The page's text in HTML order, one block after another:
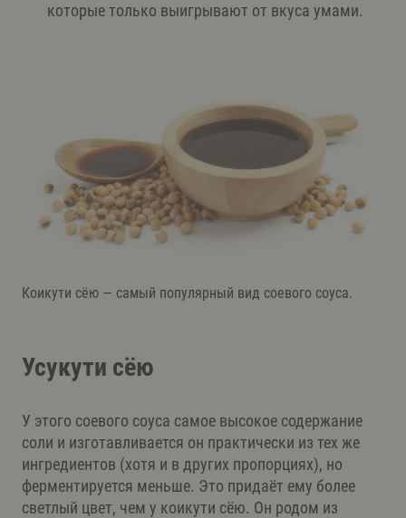
которые только выигрывают от вкуса умами.
Коикути сёю — самый популярный вид соевого соуса.
Усукути сёю
У этого соевого соуса самое высокое содержание
соли и изготавливается он практически из тех же
ингредиентов (хотя и в других пропорциях), но
ферментируется меньше. Это придаёт ему более
светлый цвет, чем у коикути сёю. Он родом из